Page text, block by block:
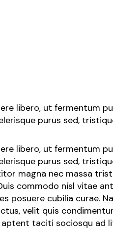
libero, ut fermentum
purus sed,
libero, ut fermentum
purus sed,
magna nec massa
commodo nisl vitae
posuere cubilia curae.
velit quis
aptent taciti sociosqu ad